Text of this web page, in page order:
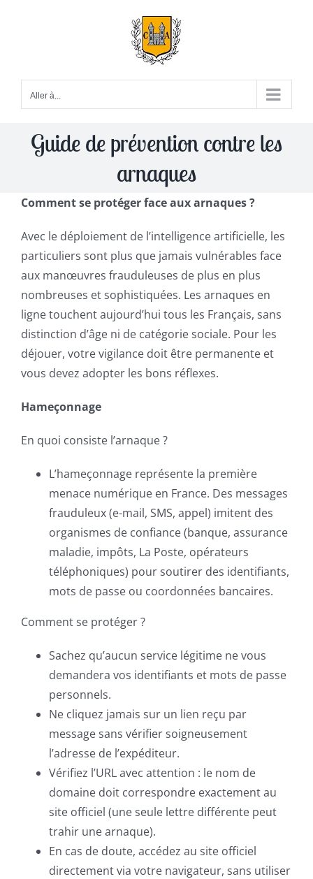
Aller à...
Guide de prévention contre les
arnaques
Comment se protéger face aux arnaques ?
Avec le déploiement de l’intelligence artificielle, les
particuliers sont plus que jamais vulnérables face
aux manœuvres frauduleuses de plus en plus
nombreuses et sophistiquées. Les arnaques en
ligne touchent aujourd’hui tous les Français, sans
distinction d’âge ni de catégorie sociale. Pour les
déjouer, votre vigilance doit être permanente et
vous devez adopter les bons réflexes.
Hameçonnage
En quoi consiste l’arnaque ?
L’hameçonnage représente la première
menace numérique en France. Des messages
frauduleux (e-mail, SMS, appel) imitent des
organismes de confiance (banque, assurance
maladie, impôts, La Poste, opérateurs
téléphoniques) pour soutirer des identifiants,
mots de passe ou coordonnées bancaires.
Comment se protéger ?
Sachez qu’aucun service légitime ne vous
demandera vos identifiants et mots de passe
personnels.
Ne cliquez jamais sur un lien reçu par
message sans vérifier soigneusement
l’adresse de l’expéditeur.
Vérifiez l’URL avec attention : le nom de
domaine doit correspondre exactement au
site officiel (une seule lettre différente peut
trahir une arnaque).
En cas de doute, accédez au site officiel
directement via votre navigateur, sans utiliser